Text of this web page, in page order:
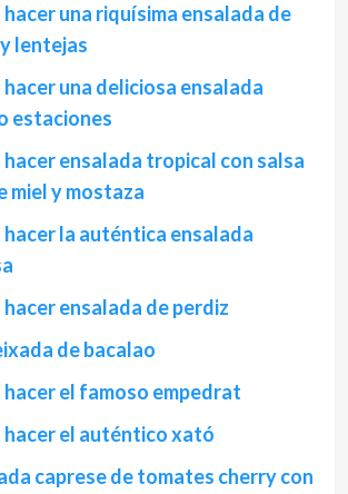
hacer una riquísima ensalada de
lentejas
hacer una deliciosa ensalada
estaciones
hacer ensalada tropical con salsa
miel y mostaza
hacer la auténtica ensalada
hacer ensalada de perdiz
de bacalao
hacer el famoso empedrat
hacer el auténtico xató
caprese de tomates cherry con